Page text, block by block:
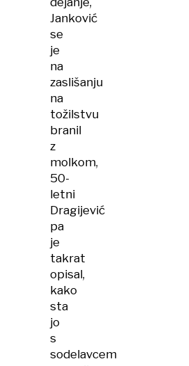
Janković
se
je
na
zaslišanju
na
tožilstvu
branil
z
molkom,
50-
letni
Dragijević
pa
je
takrat
opisal,
kako
sta
jo
s
sodelavcem